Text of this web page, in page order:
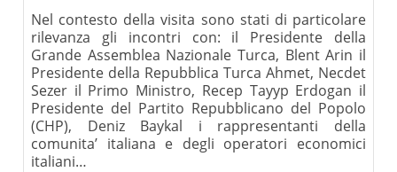
Nel contesto della visita sono stati di particolare
rilevanza gli incontri con: il Presidente della
Grande Assemblea Nazionale Turca, Blent Arin il
Presidente della Repubblica Turca Ahmet, Necdet
Sezer il Primo Ministro, Recep Tayyp Erdogan il
Presidente del Partito Repubblicano del Popolo
(CHP), Deniz Baykal i rappresentanti della
comunita’ italiana e degli operatori economici
italiani…